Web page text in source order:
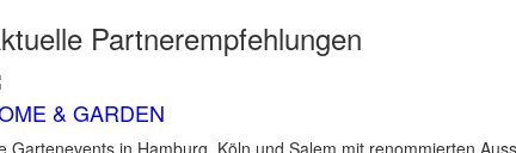
Partnerempfehlungen
& GARDEN